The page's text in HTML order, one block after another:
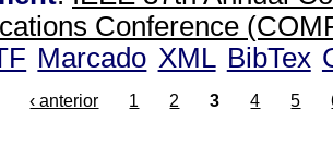
Conference
Marcado XML BibTex
‹ anterior 1 2 3 4 5